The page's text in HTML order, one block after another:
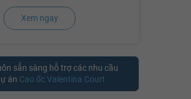
Xem ngay
sẵn sàng hỗ trợ các nhu cầu
án Cao ốc Valentina Court